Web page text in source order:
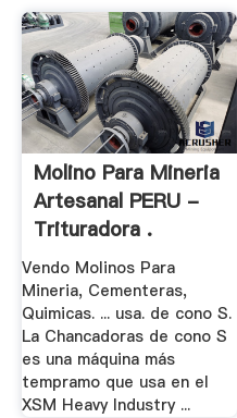
Molino Para Mineria
Artesanal PERU -
Trituradora .
Vendo Molinos Para
Mineria, Cementeras,
Quimicas. ... usa. de cono S.
La Chancadoras de cono S
es una máquina más
tempramo que usa en el
XSM Heavy Industry ...